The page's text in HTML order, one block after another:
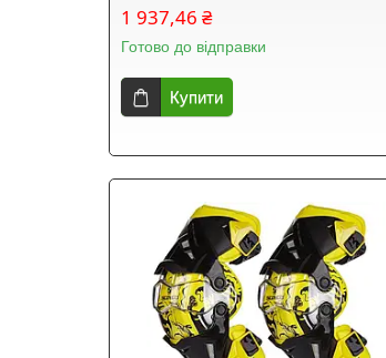
1 937,46 ₴
Готово до відправки
Купити